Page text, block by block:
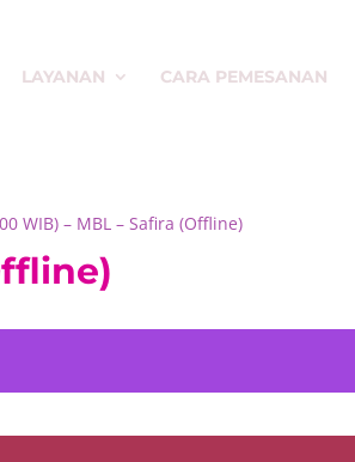
LAYANAN CARA PEMESANAN
WIB) – MBL – Safira (Offline)